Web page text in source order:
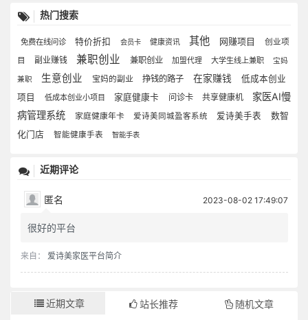
热门搜索
免费在线问诊 特价折扣 会员卡 健康资讯 其他 网赚项目
创业项
目
副业赚钱 兼职创业 兼职创业 加盟代理 大学生线上兼职 宝妈
兼职 生意创业 宝妈的副业 挣钱的路子 在家赚钱
低成本创业
项目
低成本创业小项目 家庭健康卡 问诊卡 共享健康机
家医AI慢
病管理系统
家庭健康年卡 爱诗美同城盈客系统 爱诗美手表
数智
化门店
智能健康手表 智能手表
近期评论
匿名 2023-08-02 17:49:07
很好的平台
来自： 爱诗美家医平台简介
近期文章 站长推荐 随机文章